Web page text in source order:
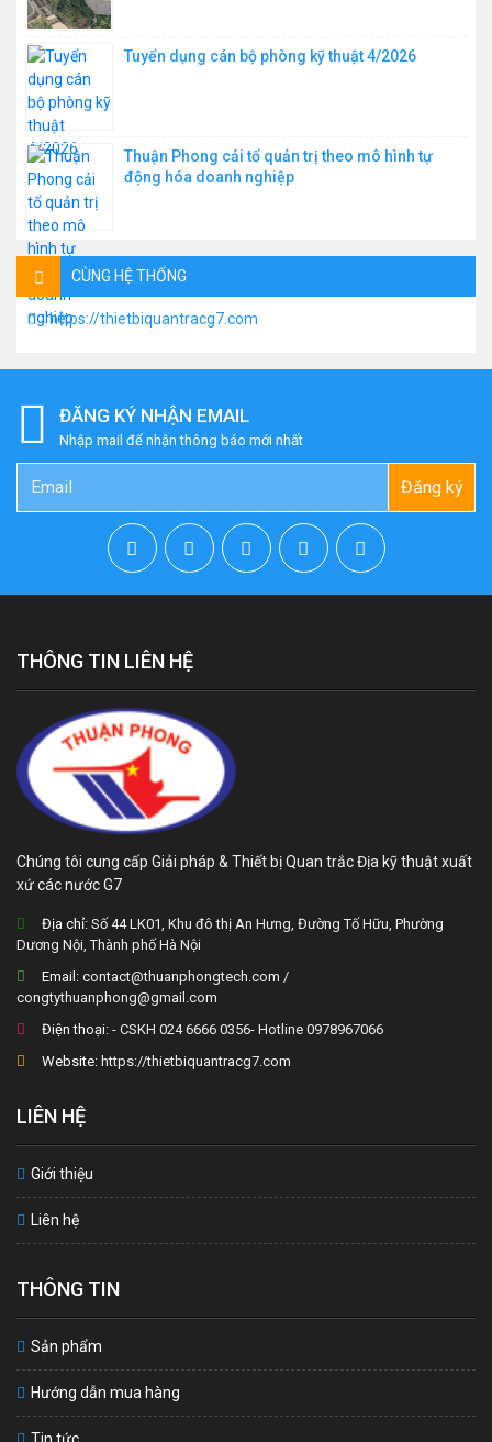
Tuyển dụng cán bộ phòng kỹ thuật 4/2026
Thuận Phong cải tổ quản trị theo mô hình tự
động hóa doanh nghiệp
CÙNG HỆ THỐNG
https://thietbiquantracg7.com
ĐĂNG KÝ NHẬN EMAIL
Nhập mail để nhận thông báo mới nhất
Đăng ký
THÔNG TIN LIÊN HỆ
Chúng tôi cung cấp Giải pháp & Thiết bị Quan trắc Địa kỹ thuật xuất
xứ các nước G7
Địa chỉ: Số 44 LK01, Khu đô thị An Hưng, Đường Tố Hữu, Phường
Dương Nội, Thành phố Hà Nội
Email: contact@thuanphongtech.com /
congtythuanphong@gmail.com
Điện thoại: - CSKH 024 6666 0356- Hotline 0978967066
Website: https://thietbiquantracg7.com
LIÊN HỆ
Giới thiệu
Liên hệ
THÔNG TIN
Sản phẩm
Hướng dẫn mua hàng